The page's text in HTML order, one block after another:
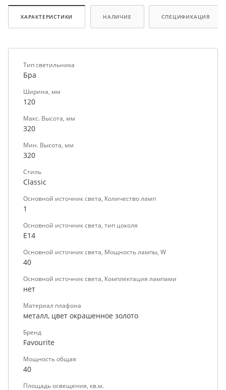
ХАРАКТЕРИСТИКИ НАЛИЧИЕ СПЕЦИФИКАЦИЯ
Тип светильника
Бра
Ширина, мм
120
Макс. Высота, мм
320
Мин. Высота, мм
320
Стиль
Classic
Основной источник света, Количество ламп
1
Основной источник света, тип цоколя
E14
Основной источник света, Мощность лампы, W
40
Основной источник света, Комплектация лампами
нет
Материал плафона
металл, цвет окрашенное золото
Бренд
Favourite
Мощность общая
40
Площадь освещения, кв.м.